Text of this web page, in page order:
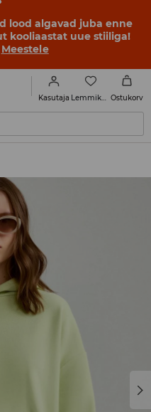
lood algavad juba enne
kooliaastat uue stiiliga!
Meestele
Kasutaja Ostukorv